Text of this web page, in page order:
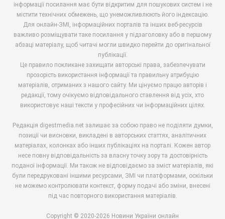
інформації посилання має бути відкритим для пошукових систем і не
містити технічних обмежень, що унеможливлюють його індексацію.
Для онлайн-ЗМІ, інформаційних порталів та інших веб-ресурсів
важливо розміщувати таке посилання у підзаголовку або в першому
абзаці матеріалу, щоб читачі могли швидко перейти до оригінальної
публікації.
Це правило покликане захищати авторські права, забезпечувати
прозорість використання інформації та правильну атрибуцію
матеріалів, отриманих з нашого сайту. Ми цінуємо працю авторів і
редакції, тому очікуємо відповідального ставлення від усіх, хто
використовує наші тексти у професійних чи інформаційних цілях.
Редакція digestmedia.net залишає за собою право не поділяти думки,
позиції чи висновки, викладені в авторських статтях, аналітичних
матеріалах, колонках або інших публікаціях на порталі. Кожен автор
несе повну відповідальність за власну точку зору та достовірність
поданої інформації. Ми також не відповідаємо за зміст матеріалів, які
були передруковані іншими ресурсами, ЗМІ чи платформами, оскільки
не можемо контролювати контекст, форму подачі або зміни, внесені
під час повторного використання матеріалів.
Copyright © 2020-2026 Новини України онлайн